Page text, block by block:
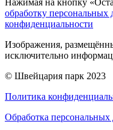
Нажимая на кнопку
обработку персональных
конфиденциальности
Изображения,
исключительно
© Швейцария парк 2023
Политика
Обработка